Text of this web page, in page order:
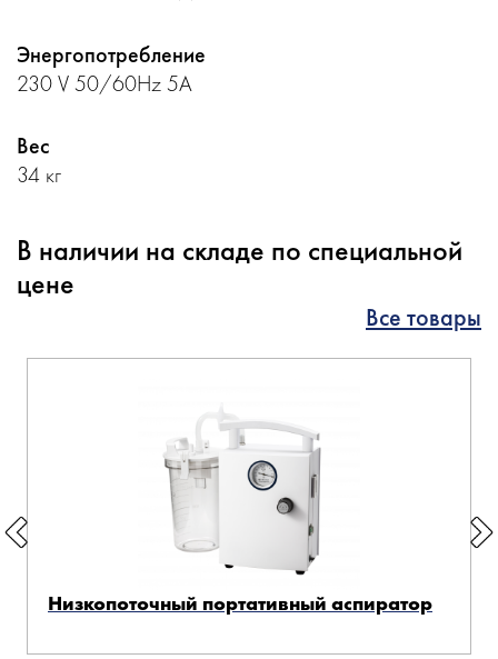
Энергопотребление
230 V 50/60Hz 5A
Вес
34 кг
В наличии на складе по специальной
цене
Все товары
Низкопоточный портативный аспиратор